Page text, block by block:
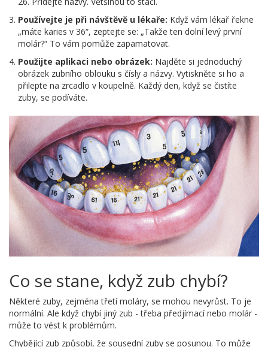
Používejte je při návštěvě u lékaře: Když vám lékař řekne
„máte karies v 36“, zeptejte se: „Takže ten dolní levý první
molár?“ To vám pomůže zapamatovat.
Použijte aplikaci nebo obrázek: Najděte si jednoduchý
obrázek zubního oblouku s čísly a názvy. Vytiskněte si ho a
přilepte na zrcadlo v koupelně. Každý den, když se čistíte
zuby, se podíváte.
Co se stane, když zub chybí?
Některé zuby, zejména třetí moláry, se mohou nevyrůst. To je
normální. Ale když chybí jiný zub - třeba předjímací nebo molár -
může to vést k problémům.
Chybějící zub způsobí, že sousední zuby se posunou. To může